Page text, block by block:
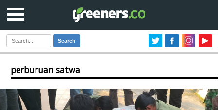
Search
perburuan satwa